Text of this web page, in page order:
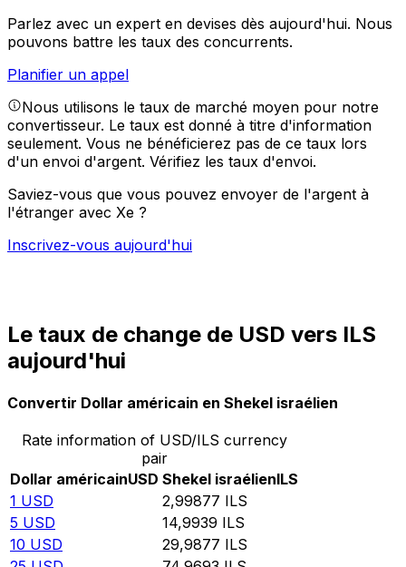
Parlez avec un expert en devises dès aujourd'hui. Nous
pouvons battre les taux des concurrents.
Planifier un appel
Nous utilisons le taux de marché moyen pour notre
convertisseur. Le taux est donné à titre d'information
seulement. Vous ne bénéficierez pas de ce taux lors
d'un envoi d'argent. Vérifiez les taux d'envoi.
Saviez-vous que vous pouvez envoyer de l'argent à
l'étranger avec Xe ?
Inscrivez-vous aujourd'hui
Le taux de change de USD vers ILS
aujourd'hui
Convertir Dollar américain en Shekel israélien
Rate information of USD/ILS currency
pair
Dollar américainUSD Shekel israélienILS
1 USD 2,99877 ILS
5 USD 14,9939 ILS
10 USD 29,9877 ILS